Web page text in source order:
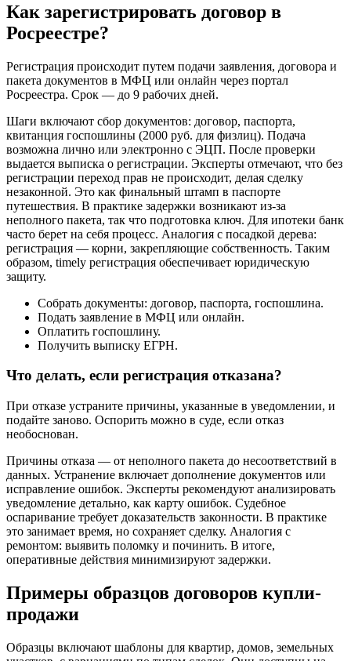
Как зарегистрировать договор в
Росреестре?
Регистрация происходит путем подачи заявления, договора и
пакета документов в МФЦ или онлайн через портал
Росреестра. Срок — до 9 рабочих дней.
Шаги включают сбор документов: договор, паспорта,
квитанция госпошлины (2000 руб. для физлиц). Подача
возможна лично или электронно с ЭЦП. После проверки
выдается выписка о регистрации. Эксперты отмечают, что без
регистрации переход прав не происходит, делая сделку
незаконной. Это как финальный штамп в паспорте
путешествия. В практике задержки возникают из-за
неполного пакета, так что подготовка ключ. Для ипотеки банк
часто берет на себя процесс. Аналогия с посадкой дерева:
регистрация — корни, закрепляющие собственность. Таким
образом, timely регистрация обеспечивает юридическую
защиту.
Собрать документы: договор, паспорта, госпошлина.
Подать заявление в МФЦ или онлайн.
Оплатить госпошлину.
Получить выписку ЕГРН.
Что делать, если регистрация отказана?
При отказе устраните причины, указанные в уведомлении, и
подайте заново. Оспорить можно в суде, если отказ
необоснован.
Причины отказа — от неполного пакета до несоответствий в
данных. Устранение включает дополнение документов или
исправление ошибок. Эксперты рекомендуют анализировать
уведомление детально, как карту ошибок. Судебное
оспаривание требует доказательств законности. В практике
это занимает время, но сохраняет сделку. Аналогия с
ремонтом: выявить поломку и починить. В итоге,
оперативные действия минимизируют задержки.
Примеры образцов договоров купли-
продажи
Образцы включают шаблоны для квартир, домов, земельных